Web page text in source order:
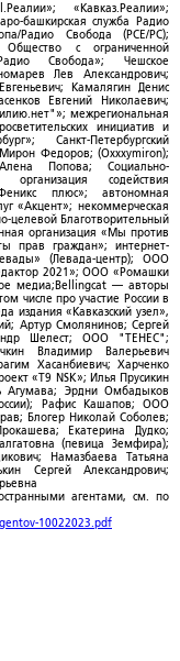
«Кавказ.Реалии»;
башкирская служба Радио
Радио Свобода (PCE/PC);
Общество с ограниченной
Свобода»; Чешское
Лев Александрович;
Камалягин Денис
Евгений Николаевич;
межрегиональная
инициатив и
Санкт-Петербургский
Федоров; (Oxxxymiron);
Попова; Социально-
организация содействия
плюс»; автономная
«Акцент»; некоммерческая
целевой Благотворительный
организация «Мы против
прав граждан»; интернет-
(Левада-центр); ООО
2021»; ООО «Ромашки
медиа;Bellingcat — авторы
числе про участие России в
издания «Кавказский узел»,
Артур Смолянинов; Сергей
Шелест; ООО "ТЕНЕС";
Владимир Валерьевич
Хасанбиевич; Харченко
«T9 NSK»; Илья Прусикин
Агумава; Эрдни Омбадыков
Рафис Кашапов; ООО
Блогер Николай Соболев;
Екатерина Дудко;
(певица Земфира);
Намазбаева Татьяна
Сергей Александрович;
агентами, см. по
10022023.pdf